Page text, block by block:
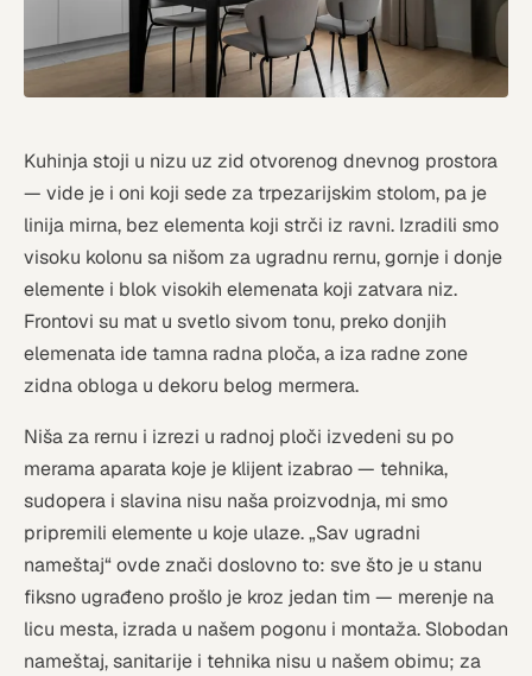
Kuhinja stoji u nizu uz zid otvorenog dnevnog prostora
— vide je i oni koji sede za trpezarijskim stolom, pa je
linija mirna, bez elementa koji strči iz ravni. Izradili smo
visoku kolonu sa nišom za ugradnu rernu, gornje i donje
elemente i blok visokih elemenata koji zatvara niz.
Frontovi su mat u svetlo sivom tonu, preko donjih
elemenata ide tamna radna ploča, a iza radne zone
zidna obloga u dekoru belog mermera.
Niša za rernu i izrezi u radnoj ploči izvedeni su po
merama aparata koje je klijent izabrao — tehnika,
sudopera i slavina nisu naša proizvodnja, mi smo
pripremili elemente u koje ulaze. „Sav ugradni
nameštaj“ ovde znači doslovno to: sve što je u stanu
fiksno ugrađeno prošlo je kroz jedan tim — merenje na
licu mesta, izrada u našem pogonu i montaža. Slobodan
nameštaj, sanitarije i tehnika nisu u našem obimu; za